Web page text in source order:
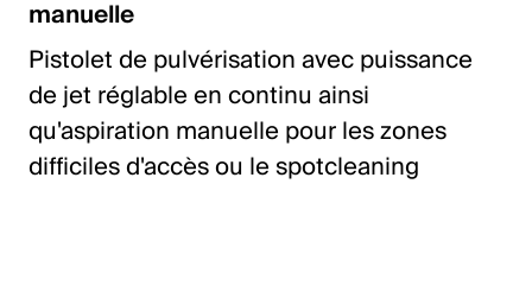
manuelle
Pistolet de pulvérisation avec puissance
de jet réglable en continu ainsi
qu'aspiration manuelle pour les zones
difficiles d'accès ou le spotcleaning